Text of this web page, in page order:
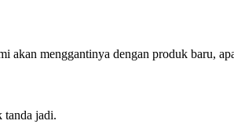
menggantinya dengan produk baru,
tanda jadi.